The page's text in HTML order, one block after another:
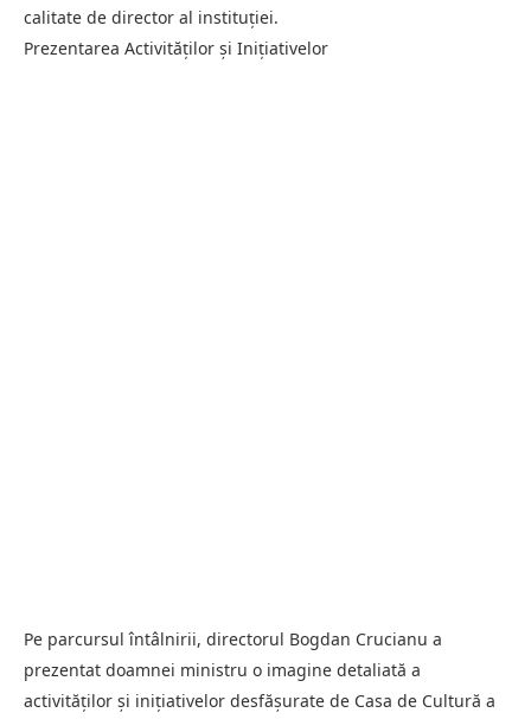
calitate de director al instituției.
Prezentarea Activităților și Inițiativelor
Pe parcursul întâlnirii, directorul Bogdan Crucianu a
prezentat doamnei ministru o imagine detaliată a
activităților și inițiativelor desfășurate de Casa de Cultură a